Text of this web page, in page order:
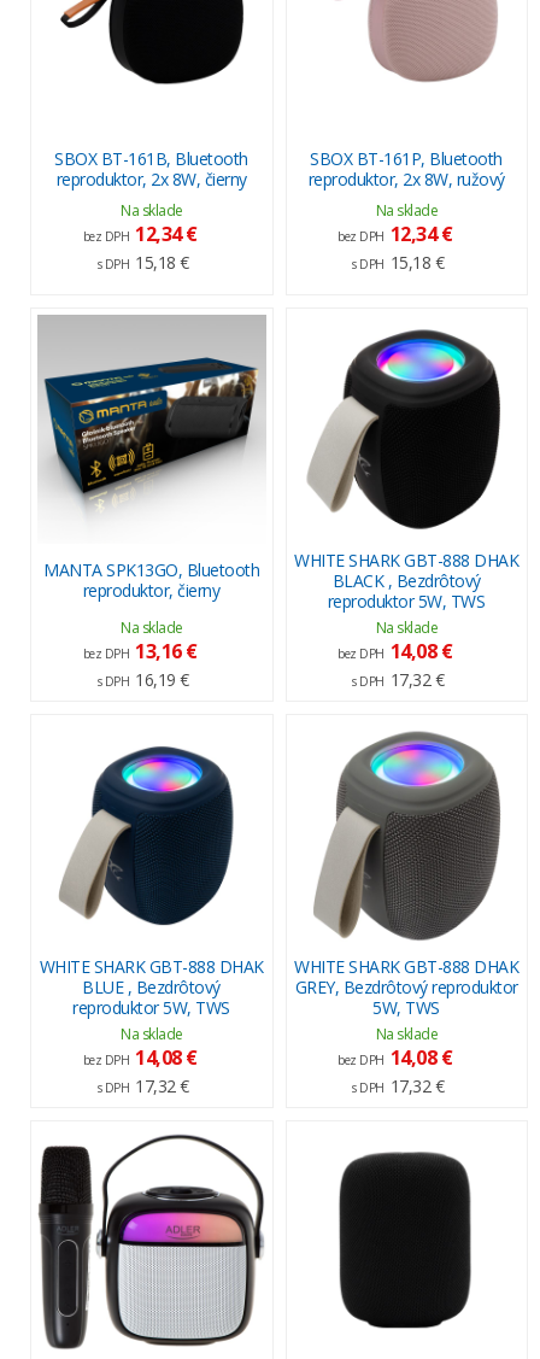
SBOX BT-161B, Bluetooth
reproduktor, 2x 8W, čierny
Na sklade
bez DPH 12,34 €
s DPH 15,18 €
SBOX BT-161P, Bluetooth
reproduktor, 2x 8W, ružový
Na sklade
bez DPH 12,34 €
s DPH 15,18 €
MANTA SPK13GO, Bluetooth
reproduktor, čierny
Na sklade
bez DPH 13,16 €
s DPH 16,19 €
WHITE SHARK GBT-888 DHAK
BLACK , Bezdrôtový
reproduktor 5W, TWS
Na sklade
bez DPH 14,08 €
s DPH 17,32 €
WHITE SHARK GBT-888 DHAK
BLUE , Bezdrôtový
reproduktor 5W, TWS
Na sklade
bez DPH 14,08 €
s DPH 17,32 €
WHITE SHARK GBT-888 DHAK
GREY, Bezdrôtový reproduktor
5W, TWS
Na sklade
bez DPH 14,08 €
s DPH 17,32 €